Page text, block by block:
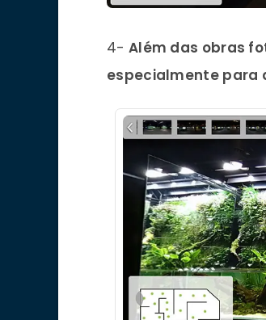
4- Além das obras
especialmente para